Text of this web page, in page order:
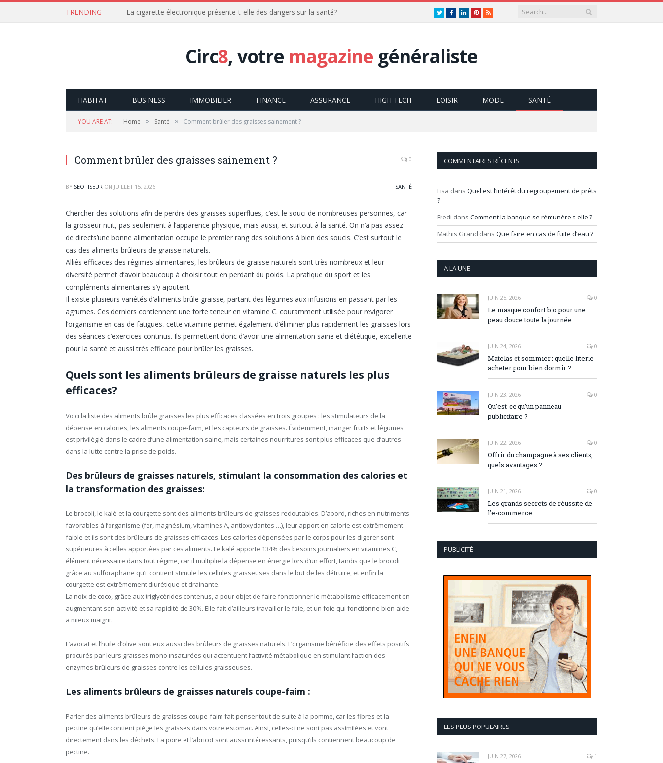
TRENDING La cigarette électronique présente-t-elle des dangers sur la santé? TwitterFacebookLinkedInPinterest
RSS
Circ8, votre magazine généraliste
HABITAT BUSINESS IMMOBILIER FINANCE ASSURANCE HIGH TECH LOISIR MODE SANTÉ
YOU ARE AT: Home » Santé » Comment brûler des graisses sainement ?
Comment brûler des graisses sainement ? 0
BY SEOTISEUR ON JUILLET 15, 2026 SANTÉ
Chercher des solutions afin de perdre des graisses superflues, c’est le souci de nombreuses personnes, car
la grosseur nuit, pas seulement à l’apparence physique, mais aussi, et surtout à la santé. On n’a pas assez
de directs’une bonne alimentation occupe le premier rang des solutions à bien des soucis. C’est surtout le
cas des aliments brûleurs de graisse naturels.
Alliés efficaces des régimes alimentaires, les brûleurs de graisse naturels sont très nombreux et leur
diversité permet d’avoir beaucoup à choisir tout en perdant du poids. La pratique du sport et les
compléments alimentaires s’y ajoutent.
Il existe plusieurs variétés d’aliments brûle graisse, partant des légumes aux infusions en passant par les
agrumes. Ces derniers contiennent une forte teneur en vitamine C. couramment utilisée pour revigorer
l’organisme en cas de fatigues, cette vitamine permet également d’éliminer plus rapidement les graisses lors
des séances d’exercices continus. Ils permettent donc d’avoir une alimentation saine et diététique, excellente
pour la santé et aussi très efficace pour brûler les graisses.
Quels sont les aliments brûleurs de graisse naturels les plus
efficaces?
Voici la liste des aliments brûle graisses les plus efficaces classées en trois groupes : les stimulateurs de la
dépense en calories, les aliments coupe-faim, et les capteurs de graisses. Évidemment, manger fruits et légumes
est privilégié dans le cadre d’une alimentation saine, mais certaines nourritures sont plus efficaces que d’autres
dans la lutte contre la prise de poids.
Des brûleurs de graisses naturels, stimulant la consommation des calories et
la transformation des graisses:
Le brocoli, le kalé et la courgette sont des aliments brûleurs de graisses redoutables. D’abord, riches en nutriments
favorables à l’organisme (fer, magnésium, vitamines A, antioxydantes …), leur apport en calorie est extrêmement
faible et ils sont des brûleurs de graisses efficaces. Les calories dépensées par le corps pour les digérer sont
supérieures à celles apportées par ces aliments. Le kalé apporte 134% des besoins journaliers en vitamines C,
élément nécessaire dans tout régime, car il multiplie la dépense en énergie lors d’un effort, tandis que le brocoli
grâce au sulforaphane qu’il contient stimule les cellules graisseuses dans le but de les détruire, et enfin la
courgette est extrêmement diurétique et drainante.
La noix de coco, grâce aux triglycérides contenus, a pour objet de faire fonctionner le métabolisme efficacement en
augmentant son activité et sa rapidité de 30%. Elle fait d’ailleurs travailler le foie, et un foie qui fonctionne bien aide
à mieux maigrir.
L’avocat et l’huile d’olive sont eux aussi des brûleurs de graisses naturels. L’organisme bénéficie des effets positifs
procurés par leurs graisses mono insaturées qui accentuent l’activité métabolique en stimulant l’action des
enzymes brûleurs de graisses contre les cellules graisseuses.
Les aliments brûleurs de graisses naturels coupe-faim :
Parler des aliments brûleurs de graisses coupe-faim fait penser tout de suite à la pomme, car les fibres et la
pectine qu’elle contient piège les graisses dans votre estomac. Ainsi, celles-ci ne sont pas assimilées et vont
directement dans les déchets. La poire et l’abricot sont aussi intéressants, puisqu’ils contiennent beaucoup de
pectine.
COMMENTAIRES RÉCENTS
Lisa dans Quel est l’intérêt du regroupement de prêts
?
Fredi dans Comment la banque se rémunère-t-elle ?
Mathis Grand dans Que faire en cas de fuite d’eau ?
A LA UNE
JUIN 25, 2026 0
Le masque confort bio pour une
peau douce toute la journée
JUIN 24, 2026 0
Matelas et sommier : quelle literie
acheter pour bien dormir ?
JUIN 23, 2026 0
Qu’est-ce qu’un panneau
publicitaire ?
JUIN 22, 2026 0
Offrir du champagne à ses clients,
quels avantages ?
JUIN 21, 2026 0
Les grands secrets de réussite de
l’e-commerce
PUBLICITÉ
LES PLUS POPULAIRES
JUIN 27, 2026 1